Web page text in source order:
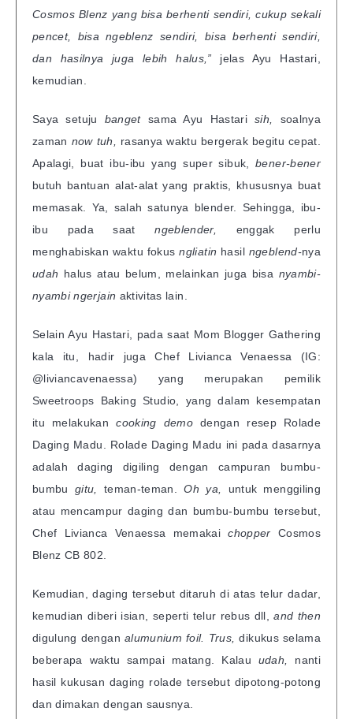
Cosmos Blenz yang bisa berhenti sendiri, cukup sekali
pencet, bisa ngeblenz sendiri, bisa berhenti sendiri,
dan hasilnya juga lebih halus,” jelas Ayu Hastari,
kemudian.
Saya setuju bangetsama Ayu Hastarisih,
soalnya
zaman now tuh,
rasanya waktu bergerak begitu cepat.
Apalagi, buat ibu-ibu yang super sibuk,bener-bener
butuh bantuan alat-alat yang praktis, khususnya buat
memasak. Ya, salah satunya blender. Sehingga, ibu-
ibu pada saatngeblender,
enggak perlu
menghabiskan waktu fokusngliatin hasil ngeblend-nya
udah halus atau belum, melainkan juga bisa nyambi-
nyambi ngerjain aktivitas lain.
Selain Ayu Hastari, pada saat Mom Blogger Gathering
kala itu, hadir juga Chef Livianca Venaessa (IG:
@liviancavenaessa) yang merupakan pemilik
Sweetroops Baking Studio, yang dalam kesempatan
itu melakukancooking demo dengan resep Rolade
Daging Madu. Rolade Daging Madu ini pada dasarnya
adalah daging digiling dengan campuran bumbu-
bumbu gitu, teman-teman.Oh ya,
untuk menggiling
atau mencampur daging dan bumbu-bumbu tersebut,
Chef Livianca Venaessa memakaichopper Cosmos
Blenz CB 802.
Kemudian, daging tersebut ditaruh di atas telur dadar,
kemudian diberi isian, seperti telur rebus dll,and then
digulung dengan alumunium foil. Trus,dikukus selama
beberapa waktu sampai matang. Kalau udah,
nanti
hasil kukusan daging rolade tersebut dipotong-potong
dan dimakan dengan sausnya.